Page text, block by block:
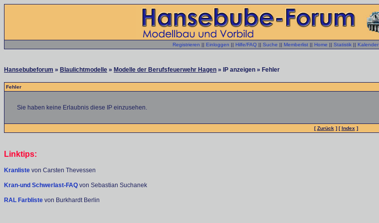
Registrieren || Einloggen || Hilfe/FAQ || Suche || Memberlist || Home || Statistik || Kalender
Hansebubeforum » Blaulichtmodelle » Modelle der Berufsfeuerwehr Hagen » IP anzeigen » Fehler
Fehler
Sie haben keine Erlaubnis diese IP einzusehen.
[Zurück ] [Index ]
Linktips:
Kranliste von Carsten Thevessen
Kran-und Schwerlast-FAQ von Sebastian Suchanek
RAL Farbliste von Burkhardt Berlin